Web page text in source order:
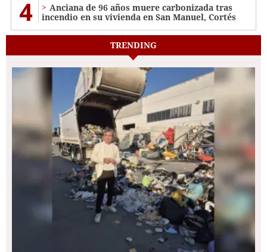
4
Anciana de 96 años muere carbonizada tras
incendio en su vivienda en San Manuel, Cortés
TRENDING